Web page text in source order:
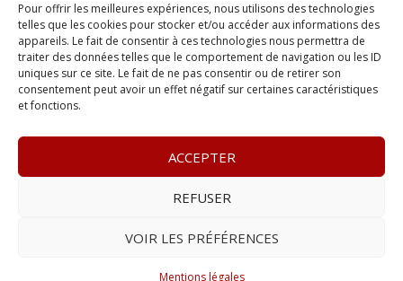
Pour offrir les meilleures expériences, nous utilisons des technologies
telles que les cookies pour stocker et/ou accéder aux informations des
appareils. Le fait de consentir à ces technologies nous permettra de
traiter des données telles que le comportement de navigation ou les ID
uniques sur ce site. Le fait de ne pas consentir ou de retirer son
consentement peut avoir un effet négatif sur certaines caractéristiques
et fonctions.
ACCEPTER
REFUSER
VOIR LES PRÉFÉRENCES
Mentions légales
– www.lapostille.fr –
– E-mail :contact@lapostille.fr–